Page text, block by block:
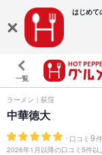
はじめて
一覧
ラーメン｜荻窪
中華徳大
- 口コミ 9件
2026年1月以降の口コミ5件以